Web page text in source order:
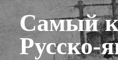
Самый
Русско-